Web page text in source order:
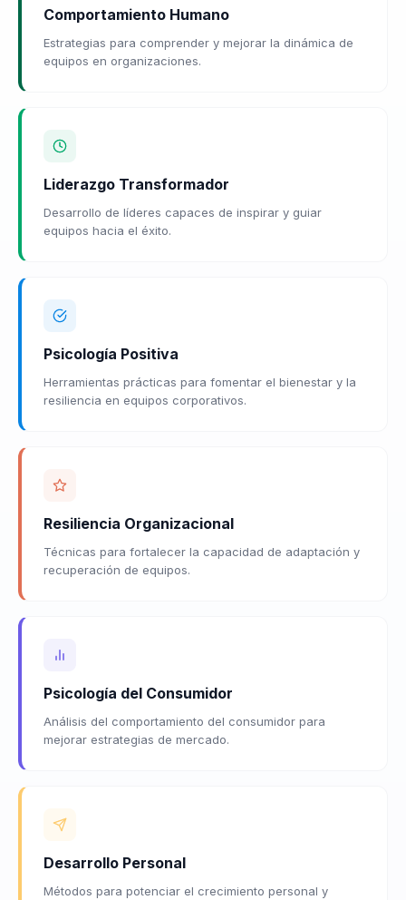
Comportamiento Humano
Estrategias para comprender y mejorar la dinámica de
equipos en organizaciones.
Liderazgo Transformador
Desarrollo de líderes capaces de inspirar y guiar
equipos hacia el éxito.
Psicología Positiva
Herramientas prácticas para fomentar el bienestar y la
resiliencia en equipos corporativos.
Resiliencia Organizacional
Técnicas para fortalecer la capacidad de adaptación y
recuperación de equipos.
Psicología del Consumidor
Análisis del comportamiento del consumidor para
mejorar estrategias de mercado.
Desarrollo Personal
Métodos para potenciar el crecimiento personal y